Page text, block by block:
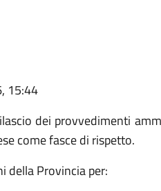
15:44
dei provvedimenti
come fasce di rispetto.
della Provincia per: